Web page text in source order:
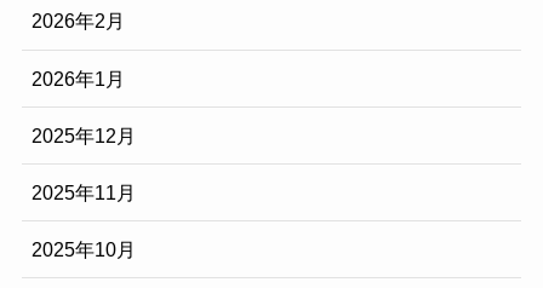
2026年2月
2026年1月
2025年12月
2025年11月
2025年10月